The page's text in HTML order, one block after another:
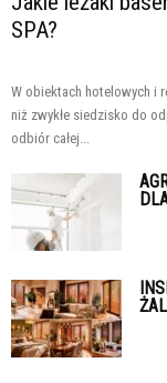
SPA?
W obiektach hotelowych i
niż zwykłe siedzisko do
odbiór całej...